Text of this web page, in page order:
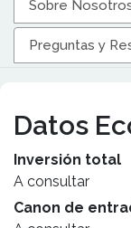
Sobre
Preguntas y
Datos
Inversión total
A consultar
Canon de